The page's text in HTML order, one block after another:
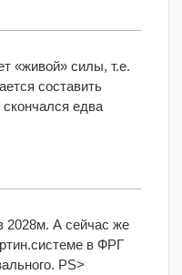
«живой» силы, т.е.
составить
едва
2028м. А сейчас же
в ФРГ
PS>